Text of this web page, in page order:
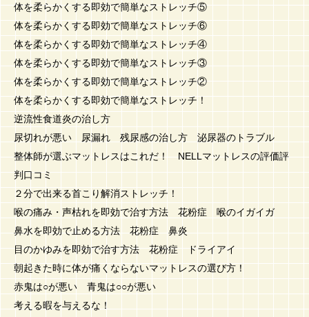
体を柔らかくする即効で簡単なストレッチ⑤
体を柔らかくする即効で簡単なストレッチ⑥
体を柔らかくする即効で簡単なストレッチ④
体を柔らかくする即効で簡単なストレッチ③
体を柔らかくする即効で簡単なストレッチ②
体を柔らかくする即効で簡単なストレッチ！
逆流性食道炎の治し方
尿切れが悪い 尿漏れ 残尿感の治し方 泌尿器のトラブル
整体師が選ぶマットレスはこれだ！ NELLマットレスの評価評
判口コミ
２分で出来る首こり解消ストレッチ！
喉の痛み・声枯れを即効で治す方法 花粉症 喉のイガイガ
鼻水を即効で止める方法 花粉症 鼻炎
目のかゆみを即効で治す方法 花粉症 ドライアイ
朝起きた時に体が痛くならないマットレスの選び方！
赤鬼は○が悪い 青鬼は○○が悪い
考える暇を与えるな！